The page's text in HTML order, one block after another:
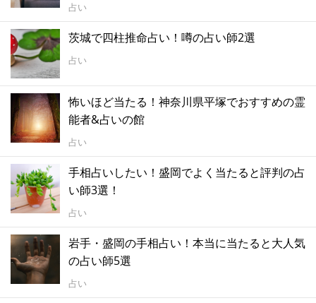
占い
茨城で四柱推命占い！噂の占い師2選
占い
怖いほど当たる！神奈川県平塚でおすすめの霊
能者&占いの館
占い
手相占いしたい！盛岡でよく当たると評判の占
い師3選！
占い
岩手・盛岡の手相占い！本当に当たると大人気
の占い師5選
占い